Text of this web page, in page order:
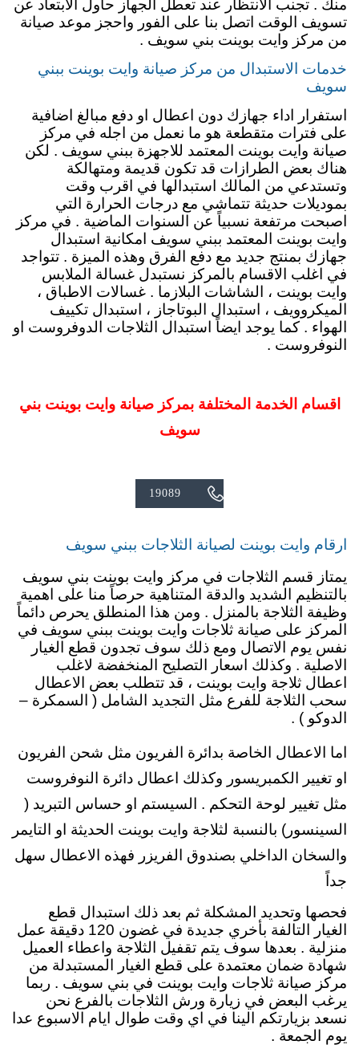
منك . تجنب الانتظار عند تعطل الجهاز حاول الابتعاد عن
تسويف الوقت اتصل بنا على الفور واحجز موعد صيانة
من مركز وايت بوينت بني سويف .
خدمات الاستبدال من مركز صيانة وايت بوينت ببني
سويف
استفرار اداء جهازك دون اعطال او دفع مبالغ اضافية
على فترات متقطعة هو ما نعمل من اجله في مركز
صيانة وايت بوينت المعتمد للاجهزة ببني سويف . لكن
هناك بعض الطرازات قد تكون قديمة ومتهالكة
وتستدعي من المالك استبدالها في اقرب وقت
بموديلات حديثة تتماشي مع درجات الحرارة التي
اصبحت مرتفعة نسبياً عن السنوات الماضية . في مركز
وايت بوينت المعتمد ببني سويف امكانية استبدال
جهازك بمنتج جديد مع دفع الفرق وهذه الميزة . تتواجد
في اغلب الاقسام بالمركز نستبدل غسالة الملابس
وايت بوينت ، الشاشات البلازما . غسالات الاطباق ،
الميكروويف ، استبدال البوتاجاز ، استبدال تكييف
الهواء . كما يوجد ايضاً استبدال الثلاجات الدوفروست او
النوفروست .
اقسام الخدمة المختلفة بمركز صيانة وايت بوينت بني
سويف

19089
ارقام وايت بوينت لصيانة الثلاجات ببني سويف
يمتاز قسم الثلاجات في مركز وايت بوينت بني سويف
بالتنظيم الشديد والدقة المتناهية حرصاً منا على اهمية
وظيفة الثلاجة بالمنزل . ومن هذا المنطلق يحرص دائماً
المركز على صيانة ثلاجات وايت بوينت ببني سويف في
نفس يوم الاتصال ومع ذلك سوف تجدون قطع الغيار
الاصلية . وكذلك اسعار التصليح المنخفضة لاغلب
اعطال ثلاجة وايت بوينت ، قد تتطلب بعض الاعطال
سحب الثلاجة للفرع مثل التجديد الشامل ( السمكرة –
الدوكو ) .
اما الاعطال الخاصة بدائرة الفريون مثل شحن الفريون
او تغيير الكمبريسور وكذلك اعطال دائرة النوفروست
مثل تغيير لوحة التحكم . السيستم او حساس التبريد (
السينسور) بالنسبة لثلاجة وايت بوينت الحديثة او التايمر
والسخان الداخلي بصندوق الفريزر فهذه الاعطال سهل
جداً
فحصها وتحديد المشكلة ثم بعد ذلك استبدال قطع
الغيار التالفة بأخري جديدة في غضون 120 دقيقة عمل
منزلية . بعدها سوف يتم تقفيل الثلاجة واعطاء العميل
شهادة ضمان معتمدة على قطع الغيار المستبدلة من
مركز صيانة ثلاجات وايت بوينت في بني سويف . ربما
يرغب البعض في زيارة ورش الثلاجات بالفرع نحن
نسعد بزيارتكم الينا في اي وقت طوال ايام الاسبوع عدا
يوم الجمعة .